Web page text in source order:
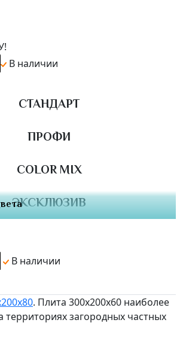
В наличии
СТАНДАРТ
ПРОФИ
COLOR MIX
ЭКСКЛЮЗИВ
В наличии
. Плита 300х200х60 наиболее
загородных частных